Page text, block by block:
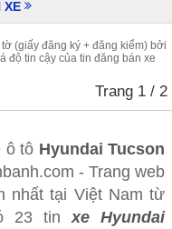
XE
(giấy đăng ký + đăng kiểm) bởi
độ tin cậy của tin đăng bán xe
Trang 1 / 2
ô tô Hyundai Tucson
- Trang web
tại Việt Nam từ
23 tinxe Hyundai